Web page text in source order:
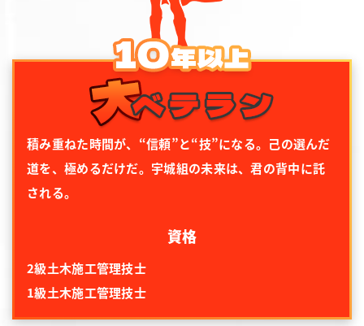
積み重ねた時間が、“信頼”と“技”になる。己の選んだ
道を、極めるだけだ。宇城組の未来は、君の背中に託
される。
資格
2級土木施工管理技士
1級土木施工管理技士